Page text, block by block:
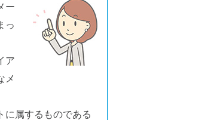
ー
っ
ア
メ
に属するものである